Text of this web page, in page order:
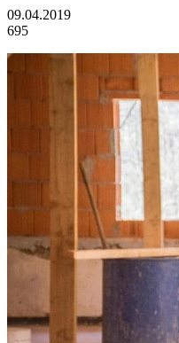
09.04.2019
695